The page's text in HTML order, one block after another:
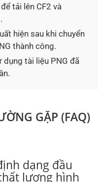
để tải lên CF2 và
hiện sau khi chuyển
thành công.
dụng tài liệu PNG đã
GẶP (FAQ)
dạng đầu
lượng hình